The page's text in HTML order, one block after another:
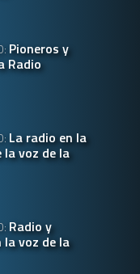
Pioneros y
Radio
La radio en la
voz de la
Radio y
voz de la